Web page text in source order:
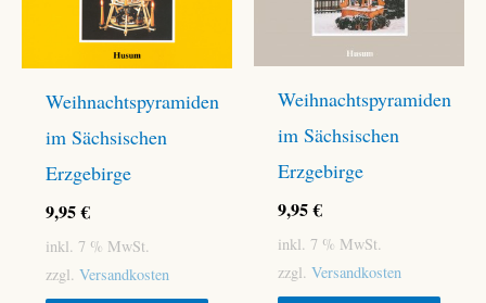
Weihnachtspyramiden
im Sächsischen
Erzgebirge
9,95€
inkl. 7 % MwSt.
zzgl. Versandkosten
Weihnachtspyramiden
im Sächsischen
Erzgebirge
9,95€
inkl. 7 % MwSt.
zzgl. Versandkosten